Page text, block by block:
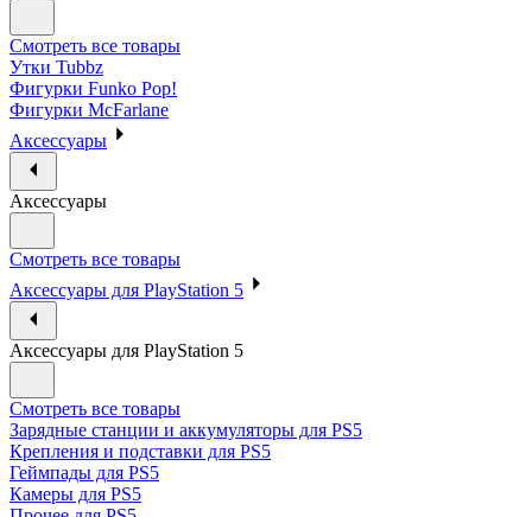
Смотреть все товары
Утки Tubbz
Фигурки Funko Pop!
Фигурки McFarlane
Аксессуары
Аксессуары
Смотреть все товары
Аксессуары для PlayStation 5
Аксессуары для PlayStation 5
Смотреть все товары
Зарядные станции и аккумуляторы для PS5
Крепления и подставки для PS5
Геймпады для PS5
Камеры для PS5